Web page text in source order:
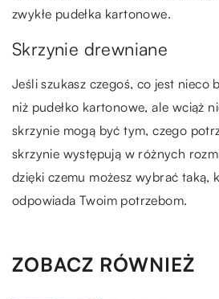
zwykłe pudełka kartonowe.
Skrzynie drewniane
Jeśli szukasz czegoś, co jest nieco
niż pudełko kartonowe, ale wciąż
skrzynie mogą być tym, czego
skrzynie występują w różnych
dzięki czemu możesz wybrać taką,
odpowiada Twoim potrzebom.
ZOBACZ RÓWNIEŻ